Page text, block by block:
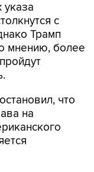
указа
с
Трамп
мнению, более
что
на